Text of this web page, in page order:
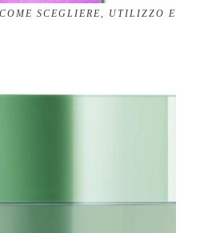
SCEGLIERE, UTILIZZO E